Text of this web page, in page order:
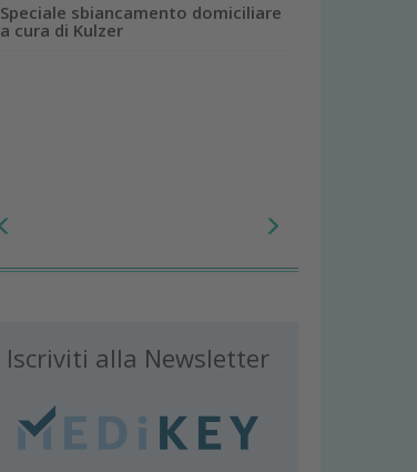
Speciale sbiancamento domiciliare
a cura di Kulzer
Iscriviti alla Newsletter